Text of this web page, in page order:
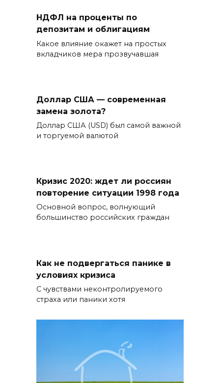
НДФЛ на проценты по
депозитам и облигациям
Какое влияние окажет на простых
вкладчиков мера прозвучавшая
Доллар США — современная
замена золота?
Доллар США (USD) был самой важной
и торгуемой валютой
Кризис 2020: ждет ли россиян
повторение ситуации 1998 года
Основной вопрос, волнующий
большинство российских граждан
Как не подвергаться панике в
условиях кризиса
С чувствами неконтролируемого
страха или паники хотя